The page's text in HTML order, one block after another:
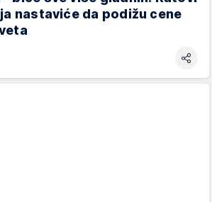
nastaviće da podižu cene